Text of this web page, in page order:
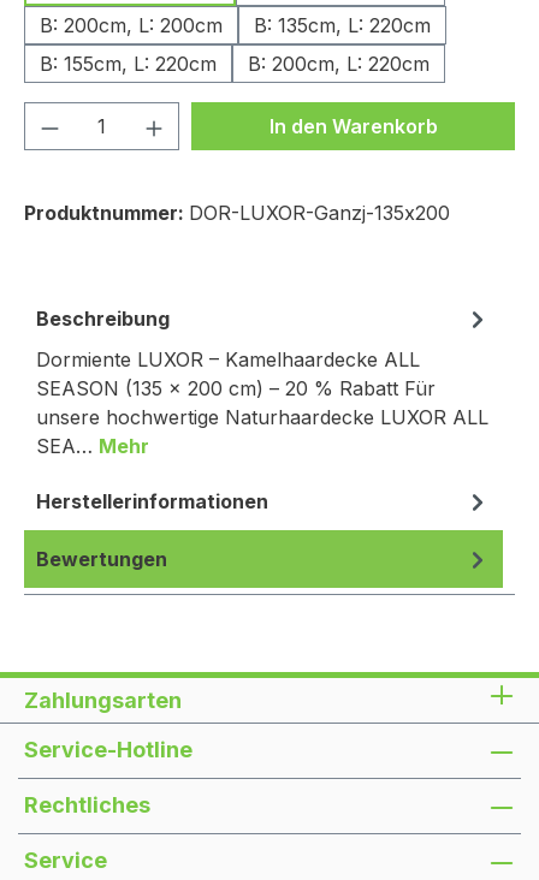
B: 200cm, L: 200cm
B: 135cm, L: 220cm
B: 155cm, L: 220cm
B: 200cm, L: 220cm
Produkt Anzahl: Gib denIn den Warenkorb
Produktnummer: DOR-LUXOR-Ganzj-135x200
Beschreibung
Dormiente LUXOR – Kamelhaardecke ALL
SEASON (135 × 200 cm) – 20 % Rabatt Für
unsere hochwertige Naturhaardecke LUXOR ALL
SEA… Mehr
Herstellerinformationen
Bewertungen
Zahlungsarten
Service-Hotline
Rechtliches
Service